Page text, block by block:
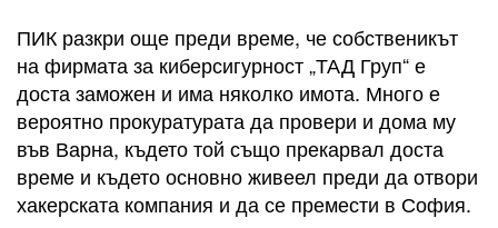
ПИК разкри още преди време, че собственикът
на фирмата за киберсигурност „ТАД Груп“ е
доста заможен и има няколко имота. Много е
вероятно прокуратурата да провери и дома му
във Варна, където той също прекарвал доста
време и където основно живеел преди да отвори
хакерската компания и да се премести в София.